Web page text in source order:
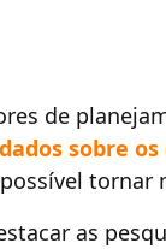
de
sobre
as